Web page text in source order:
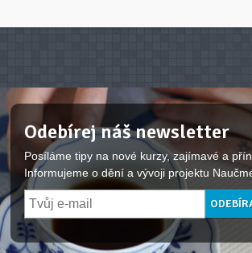
Odebírej náš newsletter
Posíláme tipy na nové kurzy, zajímavé a
Informujeme o dění a vývoji projektu